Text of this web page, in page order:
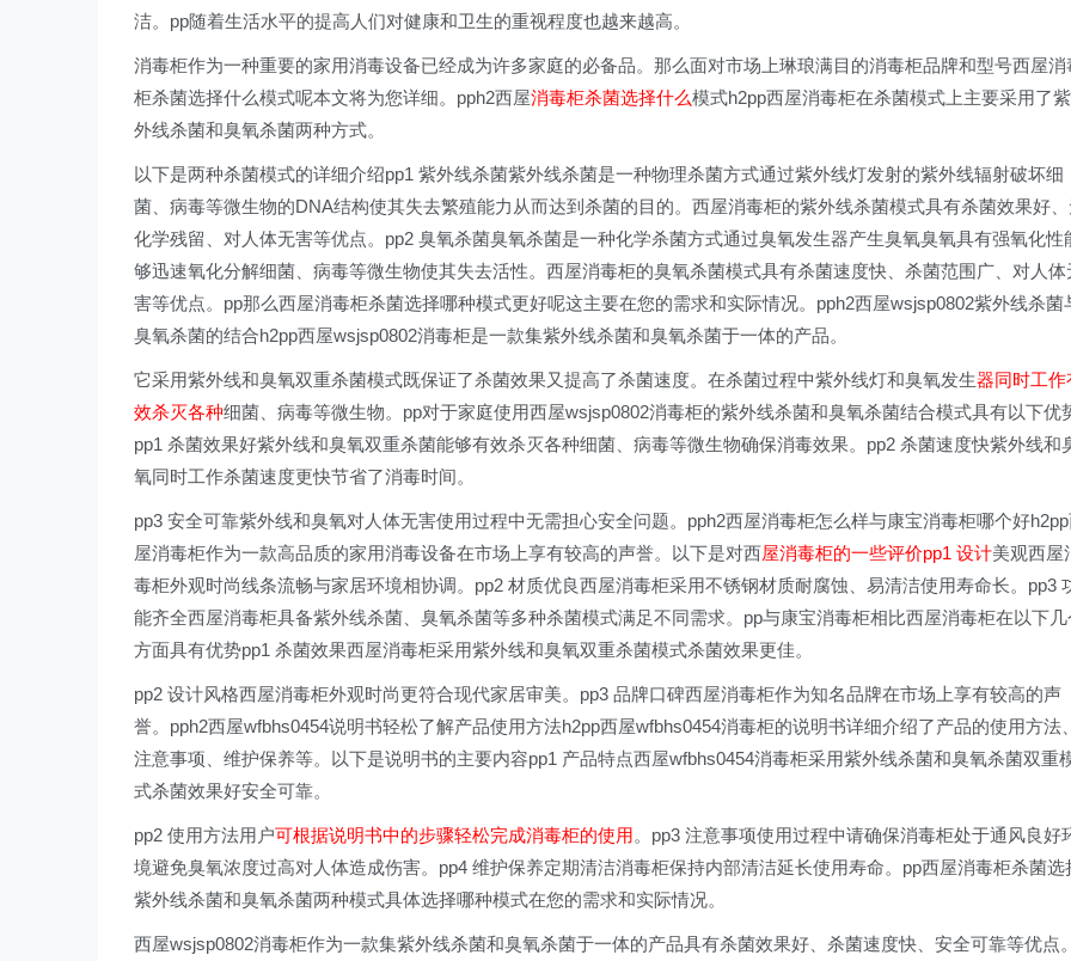
洁。pp随着生活水平的提高人们对健康和卫生的重视程度也越来越高。
消毒柜作为一种重要的家用消毒设备已经成为许多家庭的必备品。那么面对市场上琳琅满目的消毒柜品牌和型号西屋消
柜杀菌选择什么模式呢本文将为您详细。pph2西屋消毒柜杀菌选择什么模式h2pp西屋消毒柜在杀菌模式上主要采用了紫
外线杀菌和臭氧杀菌两种方式。
以下是两种杀菌模式的详细介绍pp1 紫外线杀菌紫外线杀菌是一种物理杀菌方式通过紫外线灯发射的紫外线辐射破坏细
菌、病毒等微生物的DNA结构使其失去繁殖能力从而达到杀菌的目的。西屋消毒柜的紫外线杀菌模式具有杀菌效果好
化学残留、对人体无害等优点。pp2 臭氧杀菌臭氧杀菌是一种化学杀菌方式通过臭氧发生器产生臭氧臭氧具有强氧化性
够迅速氧化分解细菌、病毒等微生物使其失去活性。西屋消毒柜的臭氧杀菌模式具有杀菌速度快、杀菌范围广、对人体
害等优点。pp那么西屋消毒柜杀菌选择哪种模式更好呢这主要在您的需求和实际情况。pph2西屋wsjsp0802紫外线杀菌
臭氧杀菌的结合h2pp西屋wsjsp0802消毒柜是一款集紫外线杀菌和臭氧杀菌于一体的产品。
它采用紫外线和臭氧双重杀菌模式既保证了杀菌效果又提高了杀菌速度。在杀菌过程中紫外线灯和臭氧发生器同时工作
效杀灭各种细菌、病毒等微生物。pp对于家庭使用西屋wsjsp0802消毒柜的紫外线杀菌和臭氧杀菌结合模式具有以下优
pp1 杀菌效果好紫外线和臭氧双重杀菌能够有效杀灭各种细菌、病毒等微生物确保消毒效果。pp2 杀菌速度快紫外线和
氧同时工作杀菌速度更快节省了消毒时间。
pp3 安全可靠紫外线和臭氧对人体无害使用过程中无需担心安全问题。pph2西屋消毒柜怎么样与康宝消毒柜哪个好
屋消毒柜作为一款高品质的家用消毒设备在市场上享有较高的声誉。以下是对西屋消毒柜的一些评价pp1 设计美观西屋
毒柜外观时尚线条流畅与家居环境相协调。pp2 材质优良西屋消毒柜采用不锈钢材质耐腐蚀、易清洁使用寿命长。pp3
能齐全西屋消毒柜具备紫外线杀菌、臭氧杀菌等多种杀菌模式满足不同需求。pp与康宝消毒柜相比西屋消毒柜在以下几
方面具有优势pp1 杀菌效果西屋消毒柜采用紫外线和臭氧双重杀菌模式杀菌效果更佳。
pp2 设计风格西屋消毒柜外观时尚更符合现代家居审美。pp3 品牌口碑西屋消毒柜作为知名品牌在市场上享有较高的声
誉。pph2西屋wfbhs0454说明书轻松了解产品使用方法h2pp西屋wfbhs0454消毒柜的说明书详细介绍了产品的使用方法、
注意事项、维护保养等。以下是说明书的主要内容pp1 产品特点西屋wfbhs0454消毒柜采用紫外线杀菌和臭氧杀菌双重
式杀菌效果好安全可靠。
pp2 使用方法用户可根据说明书中的步骤轻松完成消毒柜的使用。pp3 注意事项使用过程中请确保消毒柜处于通风良好
境避免臭氧浓度过高对人体造成伤害。pp4 维护保养定期清洁消毒柜保持内部清洁延长使用寿命。pp西屋消毒柜杀菌选
紫外线杀菌和臭氧杀菌两种模式具体选择哪种模式在您的需求和实际情况。
西屋wsjsp0802消毒柜作为一款集紫外线杀菌和臭氧杀菌于一体的产品具有杀菌效果好、杀菌速度快、安全可靠等优点。